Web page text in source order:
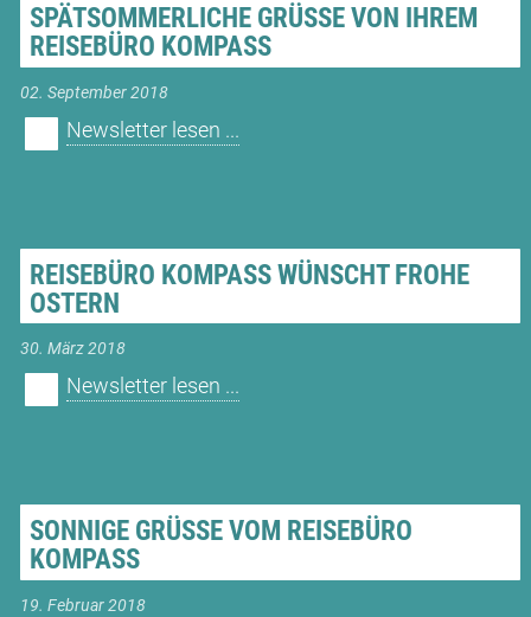
SPÄTSOMMERLICHE GRÜSSE VON IHREM R
EISEBÜRO KOMPASS
02. September 2018
Newsletter lesen ...
REISEBÜRO KOMPASS WÜNSCHT FROHE
OSTERN
30. März 2018
Newsletter lesen ...
SONNIGE GRÜSSE VOM REISEBÜRO K
OMPASS
19. Februar 2018